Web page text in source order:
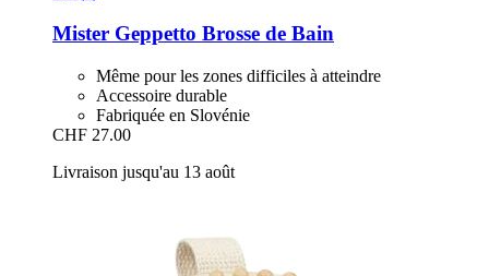
Mister Geppetto Brosse de Bain
Même pour les zones difficiles à atteindre
Accessoire durable
Fabriquée en Slovénie
CHF 27.00
Livraison jusqu'au 13 août